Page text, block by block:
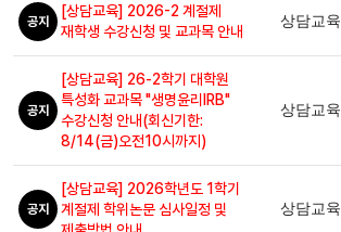
공지
[상담교육] 2026-2 계절제
재학생 수강신청 및 교과목 안내
상담교육
공지
[상담교육] 26-2학기 대학원
특성화 교과목 "생명윤리IRB"
수강신청 안내(회신기한:
8/14(금)오전10시까지)
상담교육
공지
[상담교육] 2026학년도 1학기
계절제 학위논문 심사일정 및
상담교육